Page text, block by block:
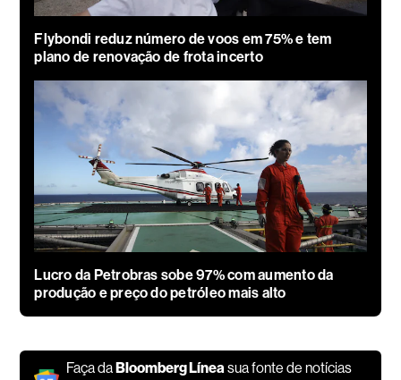
Flybondi reduz número de voos em 75% e tem
plano de renovação de frota incerto
Lucro da Petrobras sobe 97% com aumento da
produção e preço do petróleo mais alto
Faça da Bloomberg Líneasua fonte de notícias